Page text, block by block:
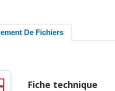
De Fichiers
Fiche technique